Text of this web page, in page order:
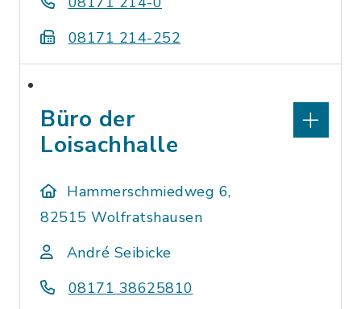
08171 214-252
Büro der
Loisachhalle
Hammerschmiedweg 6,
82515 Wolfratshausen
André Seibicke
08171 38625810